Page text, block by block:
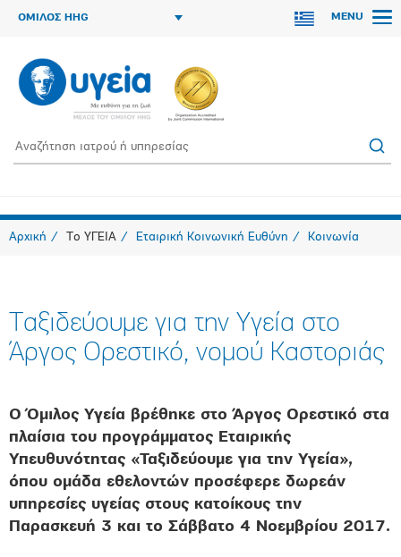
ΟΜΙΛΟΣ HHG MENU
Αρχική Το ΥΓΕΙΑ Εταιρική Κοινωνική Ευθύνη Κοινωνία
Ταξιδεύουμε για την Υγεία στο
Άργος Ορεστικό, νομού Καστοριάς
O Όμιλος Υγεία βρέθηκε στο Άργος Ορεστικό στα
πλαίσια του προγράμματος Εταιρικής
Υπευθυνότητας «Ταξιδεύουμε για την Υγεία»,
όπου ομάδα εθελοντών προσέφερε δωρεάν
υπηρεσίες υγείας στους κατοίκους την
Παρασκευή 3 και το Σάββατο 4 Νοεμβρίου 2017.